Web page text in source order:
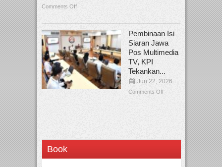
Comments Off
Pembinaan Isi
Siaran Jawa
Pos Multimedia
TV, KPI
Tekankan...
Jun 22, 2026
Comments Off
Book